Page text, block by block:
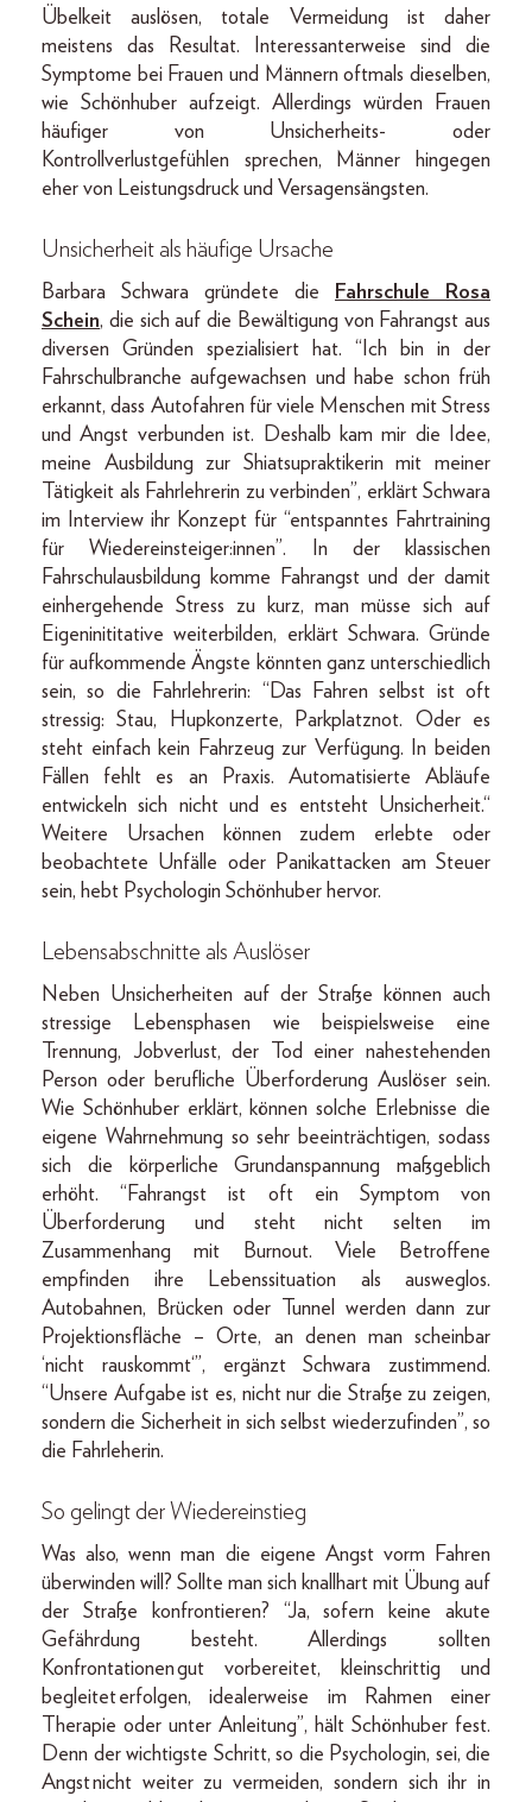
Übelkeit auslösen, totale Vermeidung ist daher
meistens das Resultat. Interessanterweise sind die
Symptome bei Frauen und Männern oftmals dieselben,
wie Schönhuber aufzeigt. Allerdings würden Frauen
häufiger von Unsicherheits- oder
Kontrollverlustgefühlen sprechen, Männer hingegen
eher von Leistungsdruck und Versagensängsten.
Unsicherheit als häufige Ursache
Barbara Schwara gründete die
Fahrschule Rosa
Schein, die sich auf die Bewältigung von Fahrangst aus
diversen Gründen spezialisiert hat. “Ich bin in der
Fahrschulbranche aufgewachsen und habe schon früh
erkannt, dass Autofahren für viele Menschen mit Stress
und Angst verbunden ist. Deshalb kam mir die Idee,
meine Ausbildung zur Shiatsupraktikerin mit meiner
Tätigkeit als Fahrlehrerin zu verbinden”, erklärt Schwara
im Interview ihr Konzept für “entspanntes Fahrtraining
für Wiedereinsteiger:innen”. In der klassischen
Fahrschulausbildung komme Fahrangst und der damit
einhergehende Stress zu kurz, man müsse sich auf
Eigeninititative weiterbilden, erklärt Schwara. Gründe
für aufkommende Ängste könnten ganz unterschiedlich
sein, so die Fahrlehrerin: “Das Fahren selbst ist oft
stressig: Stau, Hupkonzerte, Parkplatznot. Oder es
steht einfach kein Fahrzeug zur Verfügung. In beiden
Fällen fehlt es an Praxis. Automatisierte Abläufe
entwickeln sich nicht und es entsteht Unsicherheit.“
Weitere Ursachen können zudem erlebte oder
beobachtete Unfälle oder Panikattacken am Steuer
sein, hebt Psychologin Schönhuber hervor.
Lebensabschnitte als Auslöser
Neben Unsicherheiten auf der Straße können auch
stressige Lebensphasen wie beispielsweise eine
Trennung, Jobverlust, der Tod einer nahestehenden
Person oder berufliche Überforderung Auslöser sein.
Wie Schönhuber erklärt, können solche Erlebnisse die
eigene Wahrnehmung so sehr beeinträchtigen, sodass
sich die körperliche Grundanspannung maßgeblich
erhöht. “Fahrangst ist oft ein Symptom von
Überforderung und steht nicht selten im
Zusammenhang mit Burnout. Viele Betroffene
empfinden ihre Lebenssituation als ausweglos.
Autobahnen, Brücken oder Tunnel werden dann zur
Projektionsfläche – Orte, an denen man scheinbar
‘nicht rauskommt‘”, ergänzt Schwara zustimmend.
“Unsere Aufgabe ist es, nicht nur die Straße zu zeigen,
sondern die Sicherheit in sich selbst wiederzufinden”, so
die Fahrleherin.
So gelingt der Wiedereinstieg
Was also, wenn man die eigene Angst vorm Fahren
überwinden will? Sollte man sich knallhart mit Übung auf
der Straße konfrontieren? “Ja, sofern keine akute
Gefährdung besteht. Allerdings sollten
Konfrontationen gut vorbereitet, kleinschrittig und
begleitet erfolgen, idealerweise im Rahmen einer
Therapie oder unter Anleitung”, hält Schönhuber fest.
Denn der wichtigste Schritt, so die Psychologin, sei, die
Angst nicht weiter zu vermeiden, sondern sich ihr in